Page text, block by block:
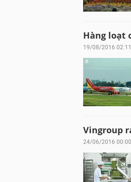
Hàng loạt
19/08/2016 02:11
Vingroup
24/06/2016 00:00